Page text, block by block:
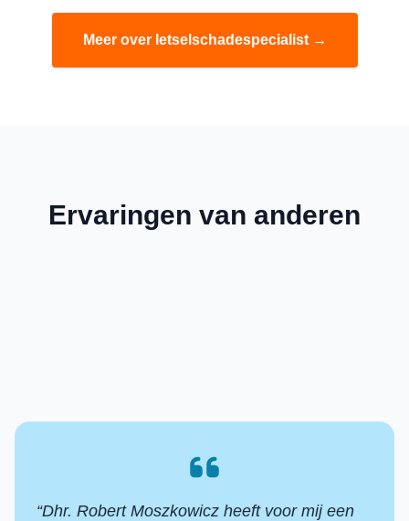
Meer over letselschadespecialist →
Ervaringen van anderen
“Dhr. Robert Moszkowicz heeft voor mij een